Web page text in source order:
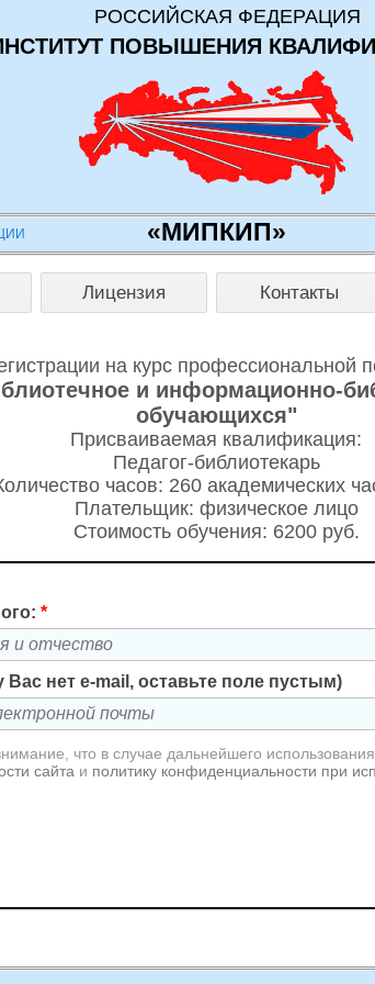
РОССИЙСКАЯ ФЕДЕРАЦИЯ
ПОВЫШЕНИЯ
«МИПКИП»
Лицензия Контакты
на курс профессиональной
и информационно-
обучающихся"
Присваиваемая квалификация:
Педагог-библиотекарь
часов: 260 академических
Плательщик: физическое лицо
Стоимость обучения: 6200 руб.
*
Вас нет e-mail, оставьте поле пустым)
что в случае дальнейшего
сайта и политику конфиденциальности при